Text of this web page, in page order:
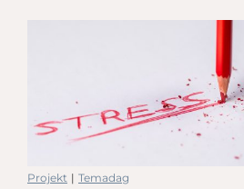
Projekt | Temadag
Praktiskt seminarium i 2 delar: